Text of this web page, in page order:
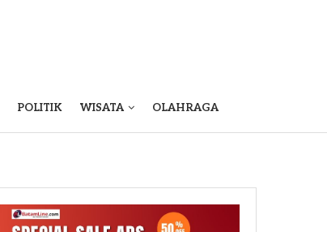
POLITIK WISATA OLAHRAGA